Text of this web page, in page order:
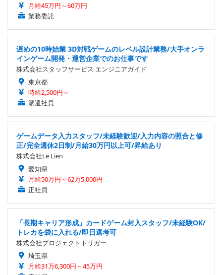
月給45万円～60万円
業務委託
遅めの10時始業 3D対戦ゲームのレベル設計業務/大手オンラ
インゲーム開発・運営企業でのお仕事です
株式会社スタッフサービス エンジニアガイド
東京都
時給2,500円～
派遣社員
ゲームデータ入力スタッフ/未経験歓迎/入力内容の照合と修
正/完全週休2日制/月給30万円以上可/昇給あり
株式会社Le Lien
愛知県
月給50万円～62万5,000円
正社員
「長期キャリア形成」カードゲーム封入スタッフ/未経験OK/
トレカを袋に入れる/即日選考可
株式会社プロジェクトトリガー
埼玉県
月給31万6,300円～45万円